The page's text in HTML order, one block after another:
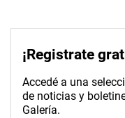
¡Registrate
Accedé a una
de noticias y
Galería.